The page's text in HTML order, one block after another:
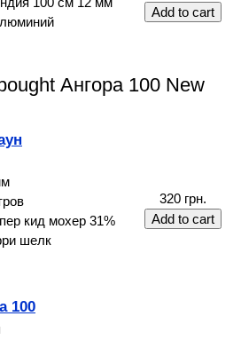
Ангора 100 New
кид мохер 31%
шелк
320 грн.
100